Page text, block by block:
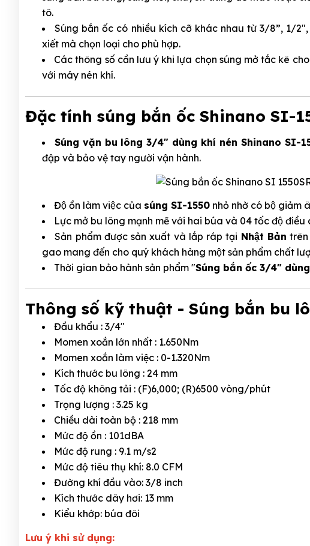
tô.
Súng bắn ốc có nhiều kích cỡ khác nhau từ 3/8”, 1/
xiết mà chọn loại cho phù hợp.
Các thông số cần lưu ý khi lựa chọn súng mở tắc kê
với máy nén khí.
Đặc tính súng bắn ốc Shinano SI-
Súng vặn bu lông 3/4" dùng khí nén Shinano SI-
đập và bảo vệ tay người vận hành.
Độ ồn làm việc của súng SI-1550 nhỏ nhờ có bộ giảm
Lực mở bu lông mạnh mẽ với hai búa và 04 tốc độ điều
Sản phẩm được sản xuất và lắp ráp tại Nhật Bản
gao mang đến cho quý khách hàng một sản phẩm chất
Thời gian bảo hành sản phẩm "Súng bắn ốc 3/4"
Thông số kỹ thuật - Súng bắn bu
Đầu khẩu : 3/4"
Momen xoắn lớn nhất : 1.650Nm
Momen xoắn làm việc : 0-1.320Nm
Kích thước bu lông : 24 mm
Tốc độ không tải : (F)6,000; (R)6500 vòng/phút
Trọng lượng : 3.25 kg
Chiều dài toàn bộ : 218 mm
Mức độ ồn : 101dBA
Mức độ rung : 9.1 m/s2
Mức độ tiêu thụ khí: 8.0 CFM
Đường khí đầu vào: 3/8 inch
Kích thước dây hơi: 13 mm
Kiểu khớp: búa đôi
Lưu ý khi sử dụng: